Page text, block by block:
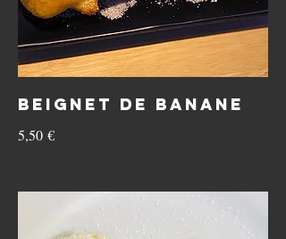
Beignet de banane
5,50 €